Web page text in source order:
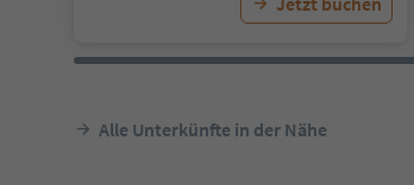
Alle Unterkünfte in der Nähe